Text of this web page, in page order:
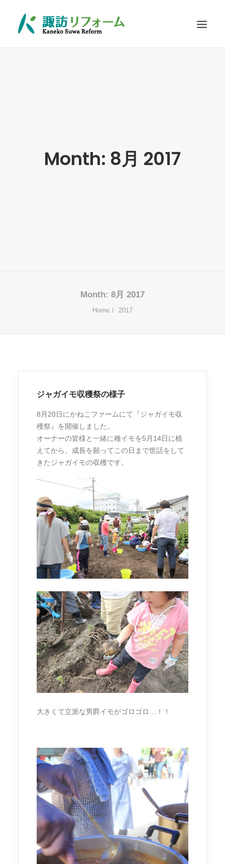
お問い合わせ
Month: 8月 2017
Month: 8月 2017
Home 2017
ジャガイモ収穫祭の様子
8月20日にかねこファームにて『ジャガイモ収
穫祭』を開催しました。
オーナーの皆様と一緒に種イモを5月14日に植
えてから、成長を願ってこの日まで世話をして
きたジャガイモの収穫です。
大きくて立派な男爵イモがゴロゴロ…！！